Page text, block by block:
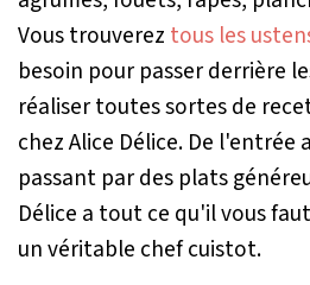
Vous trouverez tous les
besoin pour passer derrière
réaliser toutes sortes de
chez Alice Délice. De l'entrée
passant par des plats
Délice a tout ce qu'il vous
un véritable chef cuistot.